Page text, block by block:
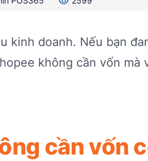
kinh doanh. Nếu bạn
không cần vốn mà
cần vốn